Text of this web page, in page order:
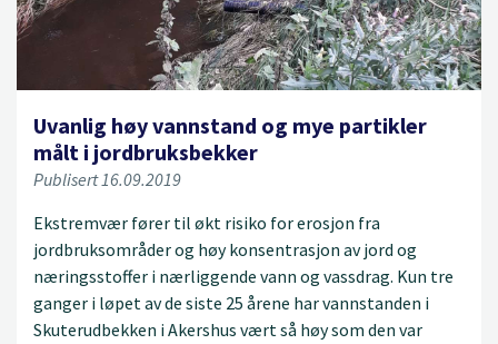
Uvanlig høy vannstand og mye partikler
målt i jordbruksbekker
Publisert 16.09.2019
Ekstremvær fører til økt risiko for erosjon fra
jordbruksområder og høy konsentrasjon av jord og
næringsstoffer i nærliggende vann og vassdrag. Kun tre
ganger i løpet av de siste 25 årene har vannstanden i
Skuterudbekken i Akershus vært så høy som den var